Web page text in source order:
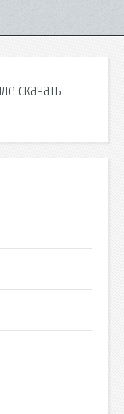
скачать